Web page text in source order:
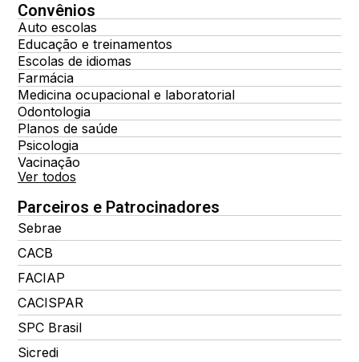
Convênios
Auto escolas
Educação e treinamentos
Escolas de idiomas
Farmácia
Medicina ocupacional e laboratorial
Odontologia
Planos de saúde
Psicologia
Vacinação
Ver todos
Parceiros e Patrocinadores
Sebrae
CACB
FACIAP
CACISPAR
SPC Brasil
Sicredi